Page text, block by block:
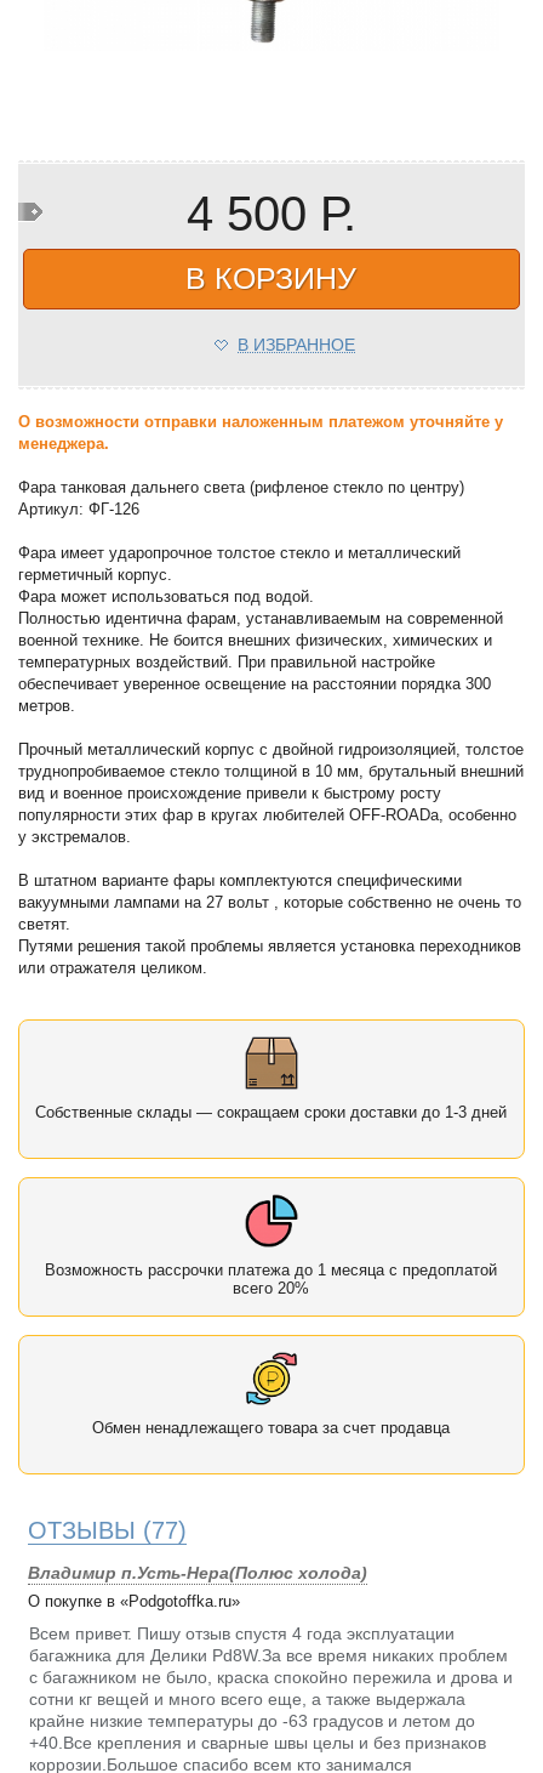
4 500 Р.
В КОРЗИНУ
В ИЗБРАННОЕ
О возможности отправки наложенным платежом уточняйте у
менеджера.
Фара танковая дальнего света (рифленое стекло по центру)
Артикул: ФГ-126
Фара имеет ударопрочное толстое стекло и металлический
герметичный корпус.
Фара может использоваться под водой.
Полностью идентична фарам, устанавливаемым на современной
военной технике. Не боится внешних физических, химических и
температурных воздействий. При правильной настройке
обеспечивает уверенное освещение на расстоянии порядка 300
метров.
Прочный металлический корпус с двойной гидроизоляцией, толстое
труднопробиваемое стекло толщиной в 10 мм, брутальный внешний
вид и военное происхождение привели к быстрому росту
популярности этих фар в кругах любителей OFF-ROADa, особенно
у экстремалов.
В штатном варианте фары комплектуются специфическими
вакуумными лампами на 27 вольт , которые собственно не очень то
светят.
Путями решения такой проблемы является установка переходников
или отражателя целиком.
Собственные склады — сокращаем сроки доставки до 1-3 дней
Возможность рассрочки платежа до 1 месяца с предоплатой
всего 20%
Обмен ненадлежащего товара за счет продавца
ОТЗЫВЫ (77)
Владимир п.Усть-Нера(Полюс холода)
О покупке в «Podgotoffka.ru»
Всем привет. Пишу отзыв спустя 4 года эксплуатации
багажника для Делики Pd8W.За все время никаких проблем
с багажником не было, краска спокойно пережила и дрова и
сотни кг вещей и много всего еще, а также выдержала
крайне низкие температуры до -63 градусов и летом до
+40.Все крепления и сварные швы целы и без признаков
коррозии.Большое спасибо всем кто занимался